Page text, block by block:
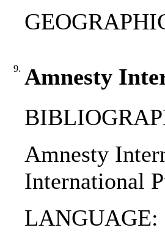
9. Amnesty
Amnesty
International
LANGUAGE: